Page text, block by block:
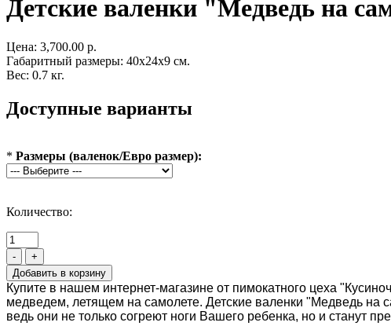
Детские валенки "Медведь на
Цена: 3,700.00 р.
Габаритный размеры: 40x24x9 см.
Вес: 0.7 кг.
Доступные варианты
* Размеры (валенок/Евро размер):
Количество:
- +
Купите в нашем интернет-магазине от пимокатного цеха
медведем, летящем на самолете. Детские валенки "Медведь на
ведь они не только согреют ноги Вашего ребенка, но и станут